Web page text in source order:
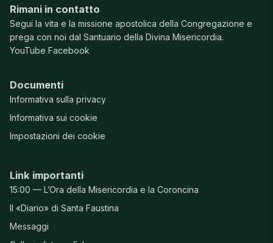
Rimani in contatto
Segui la vita e la missione apostolica della Congregazione e
prega con noi dal Santuario della Divina Misericordia.
YouTube Facebook
Documenti
Informativa sulla privacy
Informativa sui cookie
Impostazioni dei cookie
Link importanti
15:00 — L’Ora della Misericordia e la Coroncina
Il «Diario» di Santa Faustina
Messaggi